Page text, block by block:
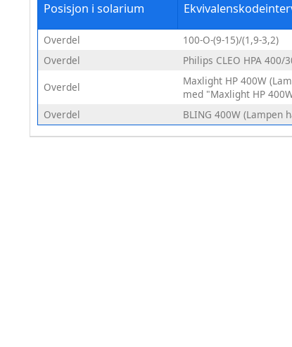
Posisjon i solarium
Overdel 100-O-(9-15)/(1,9-3,2)
Overdel
Philips CLEO HPA 400/
Overdel
Maxlight HP 400W
med "Maxlight HP
Overdel BLING 400W (Lampen